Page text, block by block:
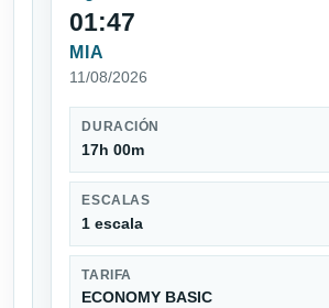
01:47
MIA
11/08/2026
DURACIÓN
17h 00m
ESCALAS
1 escala
TARIFA
ECONOMY BASIC